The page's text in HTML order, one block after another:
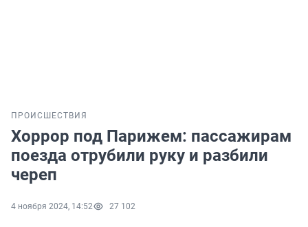
ПРОИСШЕСТВИЯ
Хоррор под Парижем: пассажирам
поезда отрубили руку и разбили
череп
4 ноября 2024, 14:52 27 102